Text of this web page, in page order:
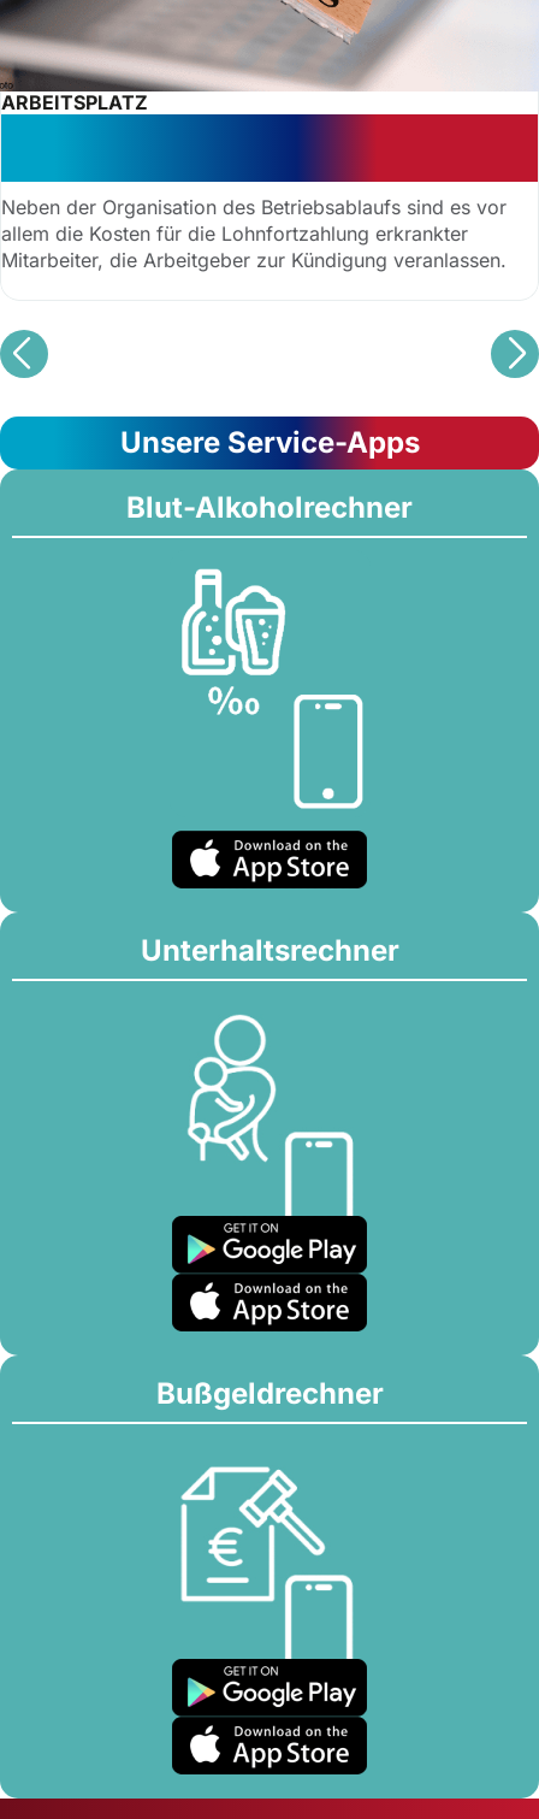
ARBEITSPLATZ
Neben der Organisation des Betriebsablaufs sind es vor
allem die Kosten für die Lohnfortzahlung erkrankter
Mitarbeiter, die Arbeitgeber zur Kündigung veranlassen.
Unsere Service-Apps
Blut-Alkoholrechner
Unterhaltsrechner
Bußgeldrechner